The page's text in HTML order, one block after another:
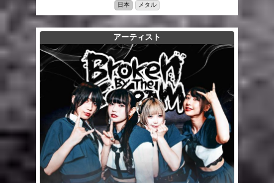
日本 メタル
アーティスト